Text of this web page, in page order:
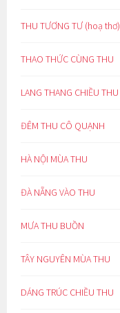
THU TƯƠNG TƯ (hoạ thơ)
THAO THỨC CÙNG THU
LANG THANG CHIỀU THU
ĐÊM THU CÔ QUẠNH
HÀ NỘI MÙA THU
ĐÀ NẴNG VÀO THU
MƯA THU BUỒN
TÂY NGUYÊN MÙA THU
DÁNG TRÚC CHIỀU THU